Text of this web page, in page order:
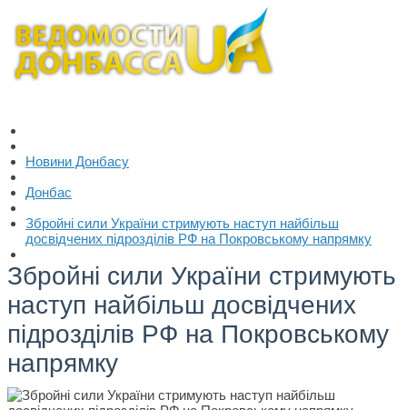
Новини Донбасу
Донбас
Збройні сили України стримують наступ найбільш
досвідчених підрозділів РФ на Покровському напрямку
Збройні сили України стримують
наступ найбільш досвідчених
підрозділів РФ на Покровському
напрямку